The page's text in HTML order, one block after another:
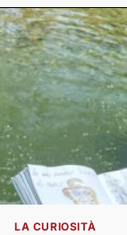
LA CURIOSITÀ